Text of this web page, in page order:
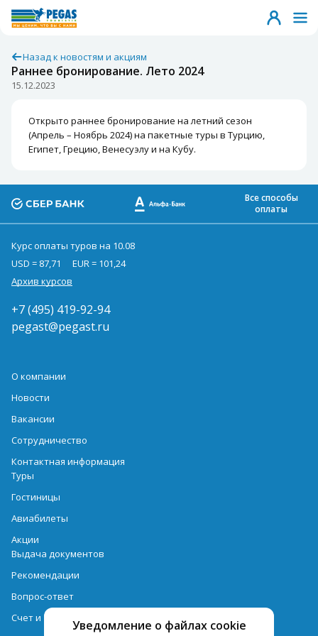
Назад к новостям и акциям
Раннее бронирование. Лето 2024
15.12.2023
Открыто раннее бронирование на летний сезон
(Апрель – Ноябрь 2024) на пакетные туры в Турцию,
Египет, Грецию, Венесуэлу и на Кубу.
Уведомление о файлах cookie
Все способы
оплаты
Курс оплаты туров на 10.08
USD = 87,71
EUR = 101,24
Архив курсов
+7 (495) 419-92-94
pegast@pegast.ru
О компании
Новости
Вакансии
Сотрудничество
Контактная информация
Туры
Гостиницы
Авиабилеты
Акции
Выдача документов
Рекомендации
Вопрос-ответ
Счет и оплата